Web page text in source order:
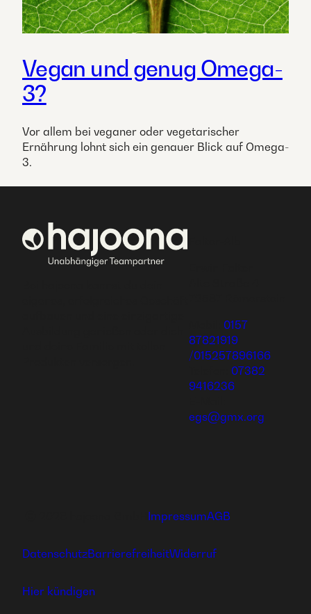
Vegan und genug Omega-
3?
Vor allem bei veganer oder vegetarischer
Ernährung lohnt sich ein genauer Blick auf Omega-
3.
0157
87821919
/015257896166
07382
9416236
egs@gmx.org
ImpressumAGB
DatenschutzBarrierefreiheitWiderruf
Hier kündigen